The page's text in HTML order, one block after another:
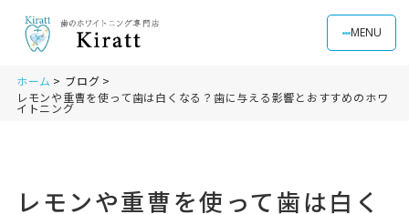
MENU
ホーム
ブログ
レモンや重曹を使って歯は白くなる？歯に与える影響とおすすめのホワ
イトニング
レモンや重曹を使って歯は白く